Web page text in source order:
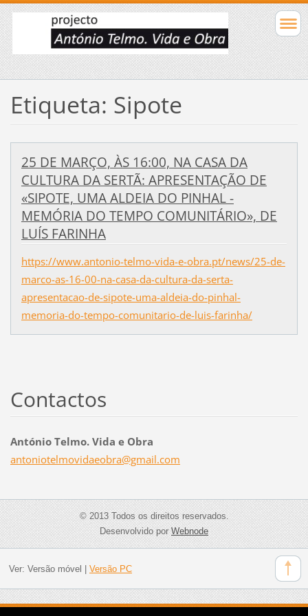
Etiqueta: Sipote
25 DE MARÇO, ÀS 16:00, NA CASA DA
CULTURA DA SERTÃ: APRESENTAÇÃO DE
«SIPOTE, UMA ALDEIA DO PINHAL -
MEMÓRIA DO TEMPO COMUNITÁRIO», DE
LUÍS FARINHA
https://www.antonio-telmo-vida-e-obra.pt/news/25-de-
marco-as-16-00-na-casa-da-cultura-da-serta-
apresentacao-de-sipote-uma-aldeia-do-pinhal-
memoria-do-tempo-comunitario-de-luis-farinha/
Contactos
António Telmo. Vida e Obra
antoniotelmovidaeobra@gmail.com
© 2013 Todos os direitos reservados.
Desenvolvido porWebnode
Ver: Versão móvel Versão PC